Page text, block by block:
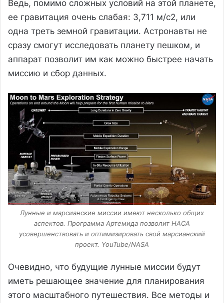
Ведь, помимо сложных условий на этой планете,
ее гравитация очень слабая: 3,711 м/с2, или
одна треть земной гравитации. Астронавты не
сразу смогут исследовать планету пешком, и
аппарат позволит им как можно быстрее начать
миссию и сбор данных.
Лунные и марсианские миссии имеют несколько общих
аспектов. Программа Артемида позволит НАСА
усовершенствовать и оптимизировать свой марсианский
проект. YouTube/NASA
Очевидно, что будущие лунные миссии будут
иметь решающее значение для планирования
этого масштабного путешествия. Все методы и